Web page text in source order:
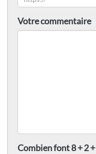
Votre commentaire
Combien font 8 + 2